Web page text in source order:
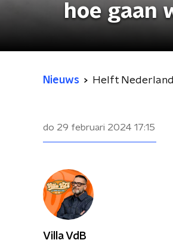
hoe gaan
Nieuws Helft
do 29 februari 2024 17:15
Villa VdB